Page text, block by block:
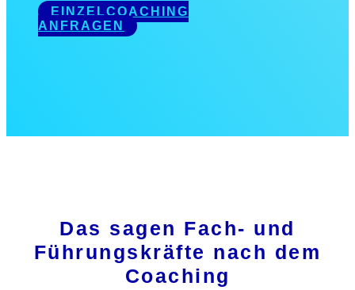
EINZELCOACHING
ANFRAGEN
Das sagen Fach- und
Führungskräfte nach dem
Coaching